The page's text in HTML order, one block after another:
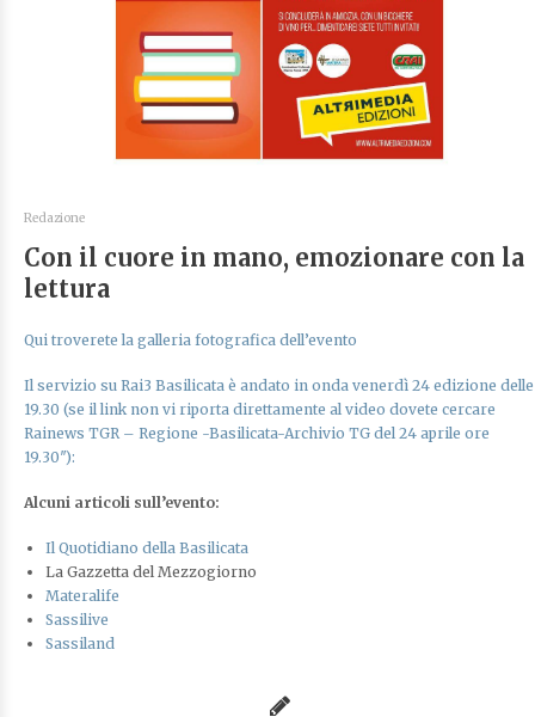
Redazione
Con il cuore in mano, emozionare con la
lettura
Qui troverete la galleria fotografica dell’evento
Il servizio su Rai3 Basilicata è andato in onda venerdì 24 edizione delle
19.30 (se il link non vi riporta direttamente al video dovete cercare
Rainews TGR – Regione -Basilicata-Archivio TG del 24 aprile ore
19.30″):
Alcuni articoli sull’evento:
Il Quotidiano della Basilicata
La Gazzetta del Mezzogiorno
Materalife
Sassilive
Sassiland